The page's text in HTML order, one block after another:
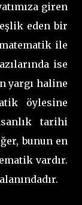
giren
eden bir
ile
ise
yargı haline
öylesine
tarihi
bunun en
vardır.